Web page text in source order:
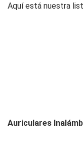
Aquí está nuestra
Auriculares